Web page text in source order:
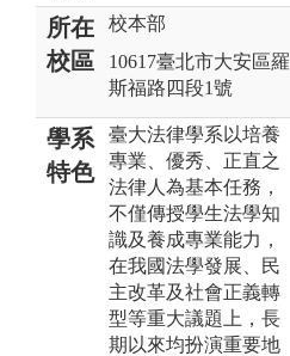
所在
校區
校本部
10617臺北市大安區羅
斯福路四段1號
學系
特色
臺大法律學系以培養
專業、優秀、正直之
法律人為基本任務，
不僅傳授學生法學知
識及養成專業能力，
在我國法學發展、民
主改革及社會正義轉
型等重大議題上，長
期以來均扮演重要地